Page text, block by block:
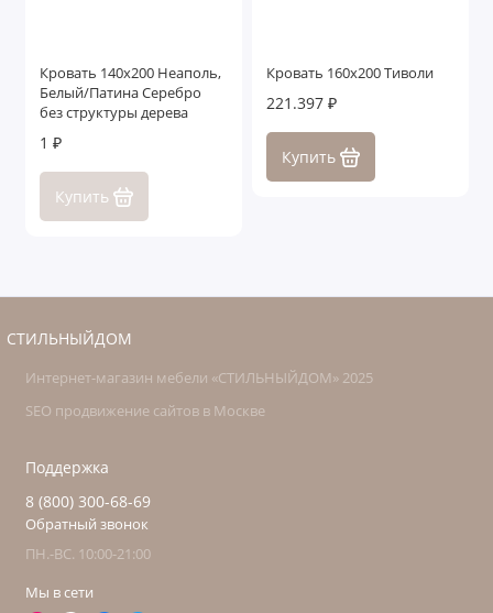
Кровать 140x200 Неаполь,
Белый/Патина Серебро
без структуры дерева
1 ₽
Купить
Кровать 160x200 Тиволи
221.397 ₽
Купить
СТИЛЬНЫЙДОМ
Интернет-магазин мебели «СТИЛЬНЫЙДОМ» 2025
SEO продвижение сайтов в Москве
Поддержка
8 (800) 300-68-69
Обратный звонок
ПН.-ВС. 10:00-21:00
Мы в сети